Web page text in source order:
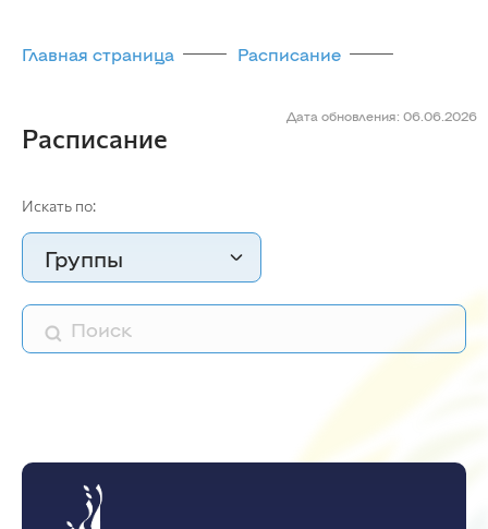
Главная страница Расписание
Дата обновления: 06.06.2026
Расписание
Искать по:
Группы